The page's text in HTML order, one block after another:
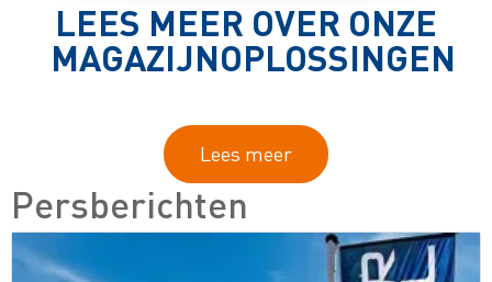
LEES MEER OVER ONZE
MAGAZIJNOPLOSSINGEN
Lees meer
Persberichten